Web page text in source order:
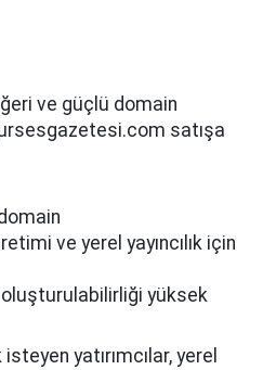
ve güçlü domain
satışa
ve yerel yayıncılık için
oluşturulabilirliği yüksek
yatırımcılar, yerel